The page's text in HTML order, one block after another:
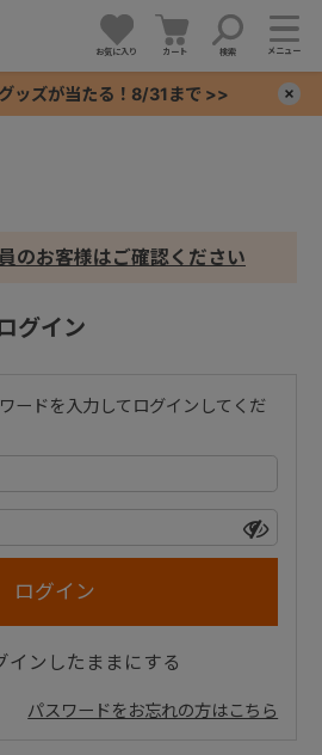
お気に入り カート 検索 メニュー
ッズが当たる！8/31まで >>
のお客様はご確認ください
グイン
ードを入力してログインしてくだ
インしたままにする
パスワードをお忘れの方はこちら